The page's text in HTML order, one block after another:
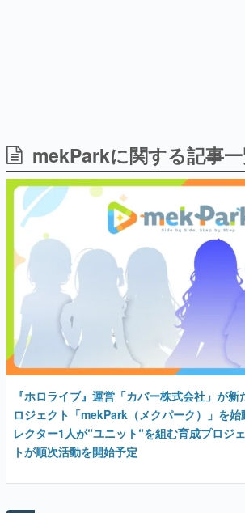
日本のコンテンツ産業やカルチャー
画です。
日本モバイルゲーム産業史
日本のモバイルゲーム史における
ルを網羅するほか、開発者へのイ
解説を掲載。約20年の歴史が一望
若ゲのいたり〜ゲームクリエ
『うつヌケ』『ペンと箸』等で知
一先生によるゲーム業界レポート
なんでゲームは面白い？
ゲーム開発者・hamatsu氏がゲーム
具体的な形から解き明かしていく
ゲームが変えた日本語
「経験値」「裏技」「ラスボス」
の起源や用法の変遷を、コンピュ
イニーP氏が徹底調査。
カテゴリ
mekParkに関する記事
『ホロライブ』運営「カバー株式会社」が
ロジェクト「mekPark（メクパーク）」を始
レクター1人が“ユニット“を組む育成プロジ
トが順次活動を開始予定